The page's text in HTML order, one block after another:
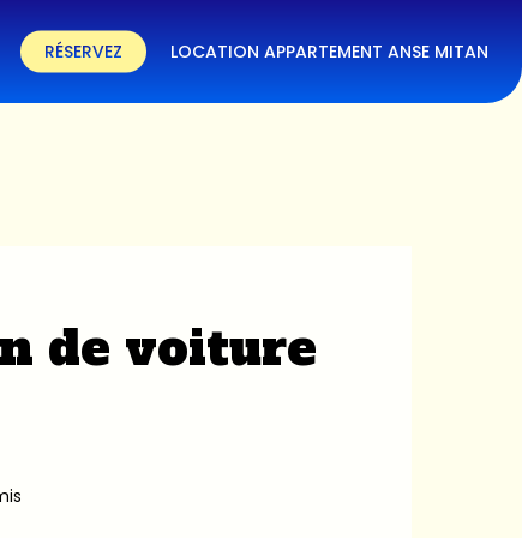
RÉSERVEZ LOCATION APPARTEMENT ANSE MITAN
de voiture